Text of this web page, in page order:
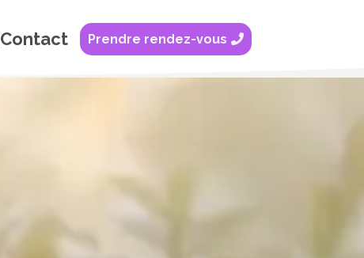
Contact Prendre rendez-vous 